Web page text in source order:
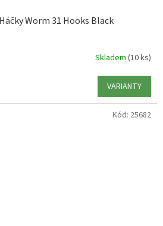
Worm 31 Hooks Black
Skladem (10 ks)
VARIANTY
Kód: 25682